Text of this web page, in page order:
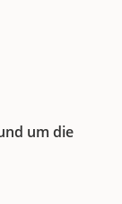
um die